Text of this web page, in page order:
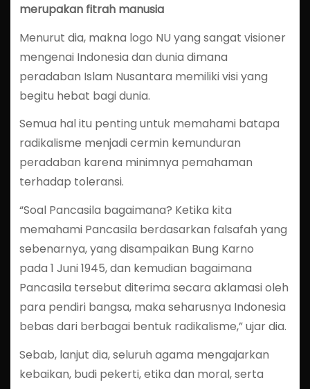
merupakan fitrah manusia
Menurut dia, makna logo NU yang sangat visioner
mengenai Indonesia dan dunia dimana
peradaban Islam Nusantara memiliki visi yang
begitu hebat bagi dunia.
Semua hal itu penting untuk memahami batapa
radikalisme menjadi cermin kemunduran
peradaban karena minimnya pemahaman
terhadap toleransi.
“Soal Pancasila bagaimana? Ketika kita
memahami Pancasila berdasarkan falsafah yang
sebenarnya, yang disampaikan Bung Karno
pada 1 Juni 1945, dan kemudian bagaimana
Pancasila tersebut diterima secara aklamasi oleh
para pendiri bangsa, maka seharusnya Indonesia
bebas dari berbagai bentuk radikalisme,” ujar dia.
Sebab, lanjut dia, seluruh agama mengajarkan
kebaikan, budi pekerti, etika dan moral, serta